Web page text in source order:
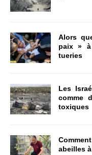
Alors
paix » à
tueries
Les
comme
toxiques
abeilles